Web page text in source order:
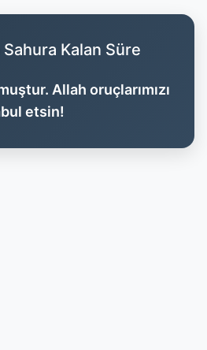
Sahura Kalan Süre
Allah oruçlarımızı
etsin!